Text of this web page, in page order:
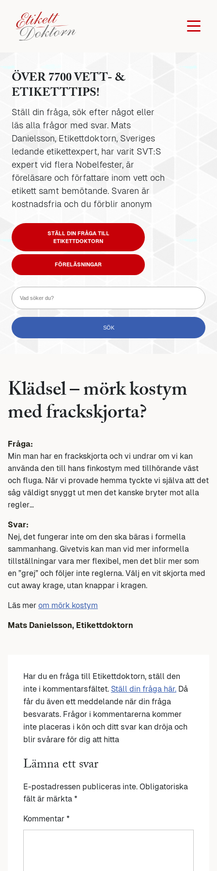
ÖVER 7700 VETT- &
ETIKETTTIPS!
Ställ din fråga, sök efter något eller
läs alla frågor med svar. Mats
Danielsson, Etikettdoktorn, Sveriges
ledande etikettexpert, har varit SVT:S
expert vid flera Nobelfester, är
föreläsare och författare inom vett och
etikett samt bemötande. Svaren är
kostnadsfria och du förblir anonym
STÄLL DIN FRÅGA TILL
ETIKETTDOKTORN
FÖRELÄSNINGAR
Klädsel – mörk kostym
med frackskjorta?
Fråga:
Min man har en frackskjorta och vi undrar om vi kan
använda den till hans finkostym med tillhörande väst
och fluga. När vi provade hemma tyckte vi själva att det
såg väldigt snyggt ut men det kanske bryter mot alla
regler…
Svar:
Nej, det fungerar inte om den ska bäras i formella
sammanhang. Givetvis kan man vid mer informella
tillställningar vara mer flexibel, men det blir mer som
en ”grej” och följer inte reglerna. Välj en vit skjorta med
cut away krage, utan knappar i kragen.
Läs mer om mörk kostym
Mats Danielsson, Etikettdoktorn
Har du en fråga till Etikettdoktorn, ställ den
inte i kommentarsfältet. Ställ din fråga här. Då
får du även ett meddelande när din fråga
besvarats. Frågor i kommentarerna kommer
inte placeras i kön och ditt svar kan dröja och
blir svårare för dig att hitta
Lämna ett svar
E-postadressen publiceras inte. Obligatoriska
fält är märkta *
Kommentar *